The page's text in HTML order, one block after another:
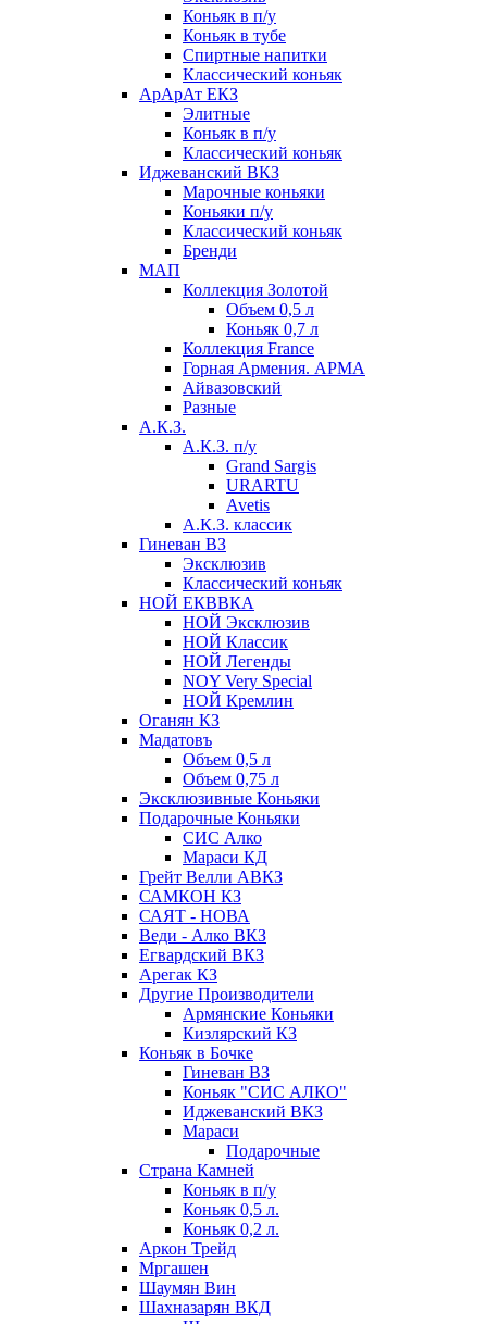
Коньяк в п/у
Коньяк в тубе
Спиртные напитки
Классический коньяк
АрАрАт ЕКЗ
Элитные
Коньяк в п/у
Классический коньяк
Иджеванский ВКЗ
Марочные коньяки
Коньяки п/у
Классический коньяк
Бренди
МАП
Коллекция Золотой
Объем 0,5 л
Коньяк 0,7 л
Коллекция France
Горная Армения. АРМА
Айвазовский
Разные
А.К.З.
А.К.З. п/у
Grand Sargis
URARTU
Avetis
А.К.З. классик
Гиневан ВЗ
Эксклюзив
Классический коньяк
НОЙ ЕКВВКА
НОЙ Эксклюзив
НОЙ Классик
НОЙ Легенды
NOY Very Speсial
НОЙ Кремлин
Оганян КЗ
Мадатовъ
Объем 0,5 л
Объем 0,75 л
Эксклюзивные Коньяки
Подарочные Коньяки
СИС Алко
Мараси КД
Грейт Велли АВКЗ
САМКОН КЗ
САЯТ - НОВА
Веди - Алко ВКЗ
Егвардский ВКЗ
Арегак КЗ
Другие Производители
Армянские Коньяки
Кизлярский КЗ
Коньяк в Бочке
Гиневан ВЗ
Коньяк "СИС АЛКО"
Иджеванский ВКЗ
Мараси
Подарочные
Страна Камней
Коньяк в п/у
Коньяк 0,5 л.
Коньяк 0,2 л.
Аркон Трейд
Мргашен
Шаумян Вин
Шахназарян ВКД